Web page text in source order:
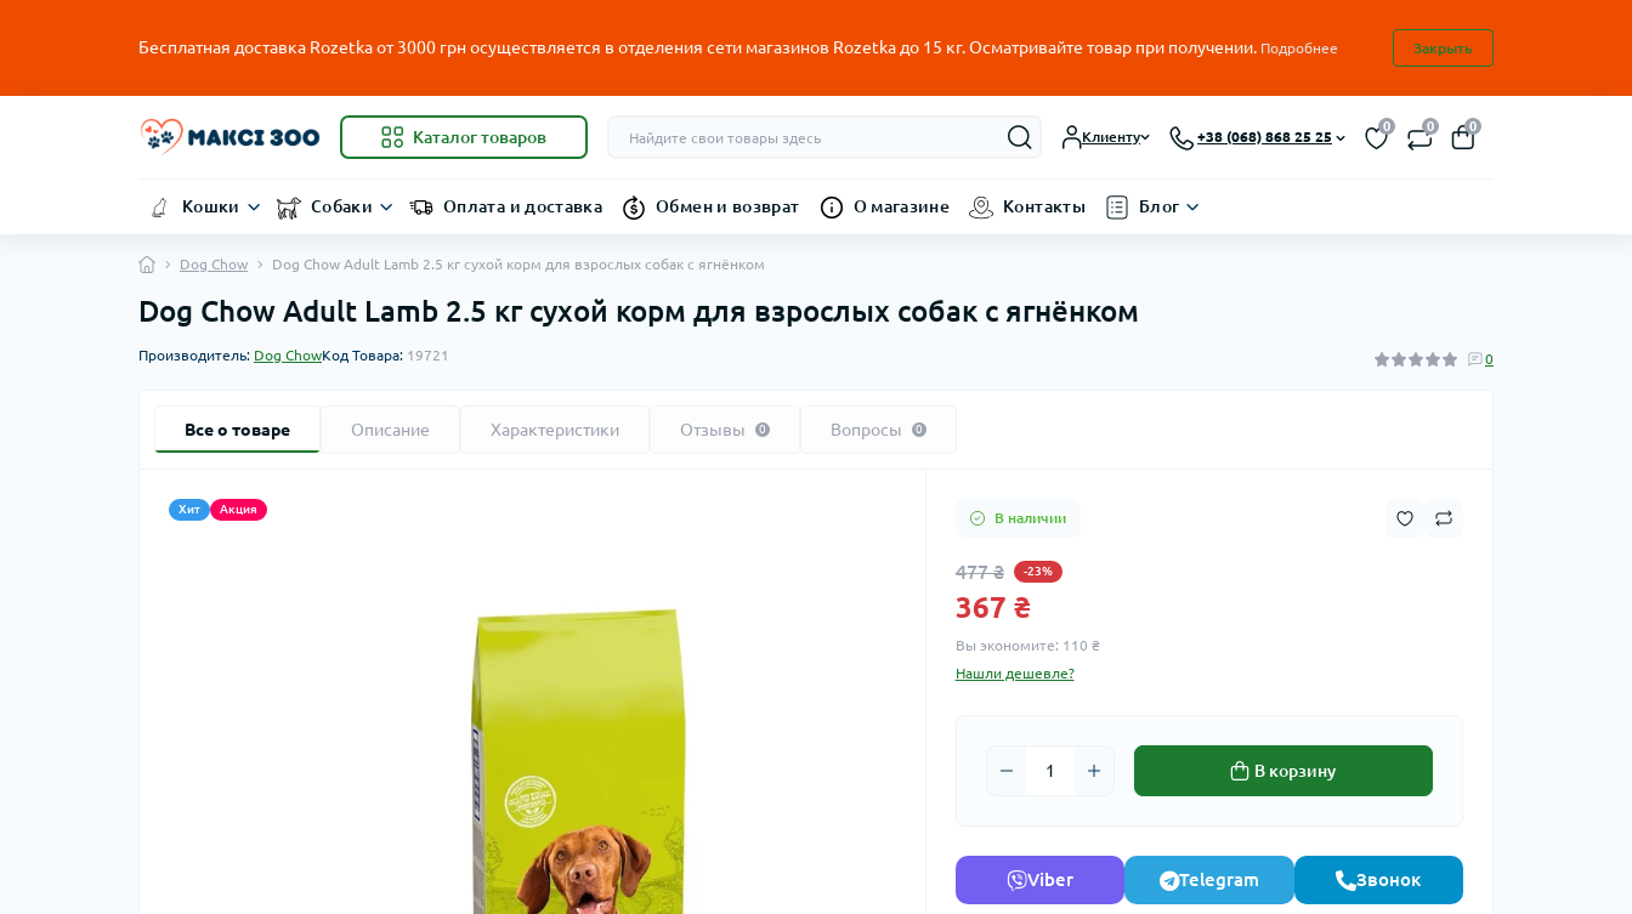
Бесплатная доставка Rozetka от3000 грн осуществляется в отделения сети магазинов Rozetka до 15 кг. Осматривайте товар при получении. Подробнее Закрыть
Каталог товаров Клиенту +38 (068) 868 25 25
0 0 0
Кошки Собаки Оплата и доставка Обмен и возврат О магазине Контакты Блог
Dog Chow Dog Chow Adult Lamb 2.5 кг сухой корм для взрослых собак с ягнёнком
Dog Chow Adult Lamb 2.5 кг сухой корм для взрослых собак с ягнёнком
Производитель: Dog ChowКод Товара: 19721 0
Все о товаре Описание Характеристики Отзывы 0 Вопросы 0
Хит Акция
В наличии
477 ₴ -23%
367 ₴
Вы экономите: 110 ₴
Нашли дешевле?
В корзину
Viber Telegram Звонок